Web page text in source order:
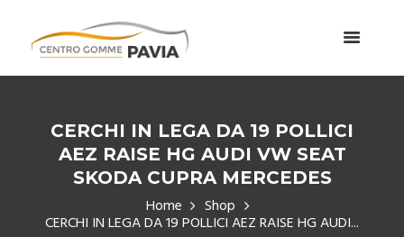
CERCHI IN LEGA DA 19 POLLICI
AEZ RAISE HG AUDI VW SEAT
SKODA CUPRA MERCEDES
Home Shop
CERCHI IN LEGA DA 19 POLLICI AEZ RAISE HG AUDI...